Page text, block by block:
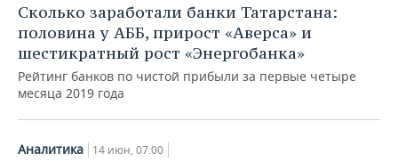
Сколько заработали банки Татарстана:
половина у АББ, прирост «Аверса» и
шестикратный рост «Энергобанка»
Рейтинг банков по чистой прибыли за первые четыре
месяца 2019 года
Аналитика 14 июн, 07:00